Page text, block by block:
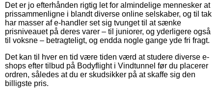
Det er jo efterhånden rigtig let for almindelige mennesker at
prissammenligne i blandt diverse online selskaber, og til tak
har masser af e-handler set sig tvunget til at sænke
prisniveauet på deres varer – til juniorer, og yderligere også
til voksne – betragteligt, og endda nogle gange yde fri fragt.
Det kan til hver en tid være tiden værd at studere diverse e-
shops efter tilbud på Bodyflight i Vindtunnel før du placerer
ordren, således at du er skudsikker på at skaffe sig den
billigste pris.